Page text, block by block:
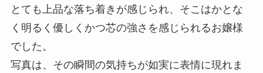
とても上品な落ち着きが感じられ、そこはかとな
く明るく優しくかつ芯の強さを感じられるお嬢様
でした。
写真は、その瞬間の気持ちが如実に表情に現れま